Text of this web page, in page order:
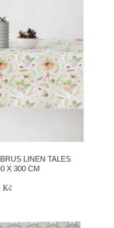
LINEN TALES
X 300 CM
Kč